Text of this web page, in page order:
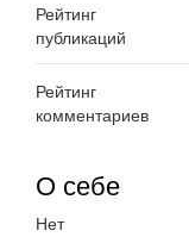
Рейтинг
публикаций
Рейтинг
комментариев
О себе
Нет